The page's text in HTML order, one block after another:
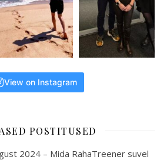
View on Instagram
POSTITUSED
2024 – Mida RahaTreener suvel